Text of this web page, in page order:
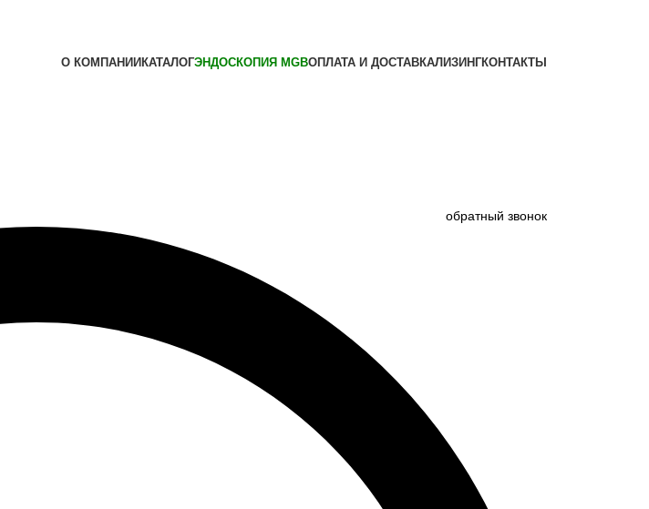
О КОМПАНИИ КАТАЛОГЭНДОСКОПИЯ MGBОПЛАТА И ДОСТАВКАЛИЗИНГКОНТАКТЫ
обратный звонок